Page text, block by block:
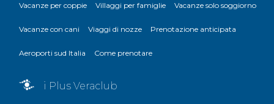
Vacanze per coppie Villaggi per famiglie Vacanze solo soggiorno
Vacanze con cani Viaggi di nozze Prenotazione anticipata
Aeroporti sud Italia Come prenotare
i Plus Veraclub